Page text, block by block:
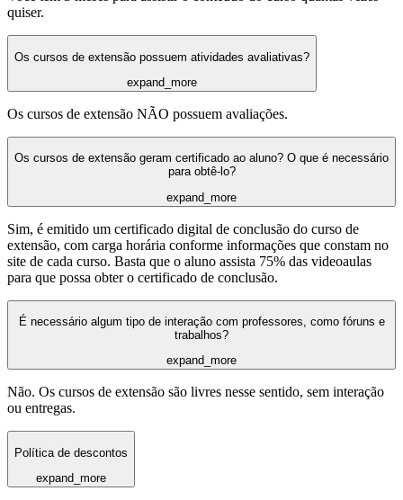
quiser.
Os cursos de extensão possuem atividades avaliativas?
expand_more
Os cursos de extensão NÃO possuem avaliações.
Os cursos de extensão geram certificado ao aluno? O que é necessário
para obtê-lo?
expand_more
Sim, é emitido um certificado digital de conclusão do curso de
extensão, com carga horária conforme informações que constam no
site de cada curso. Basta que o aluno assista 75% das videoaulas
para que possa obter o certificado de conclusão.
É necessário algum tipo de interação com professores, como fóruns e
trabalhos?
expand_more
Não. Os cursos de extensão são livres nesse sentido, sem interação
ou entregas.
Política de descontos
expand_more